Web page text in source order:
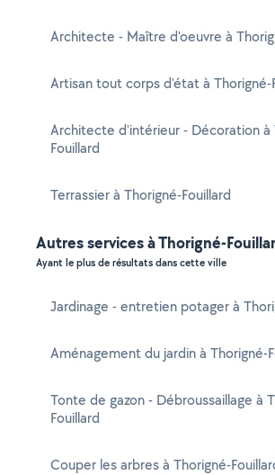
Architecte - Maître d'oeuvre à
Artisan tout corps d'état à Thorigné-
Architecte d'intérieur - Décoration à
Fouillard
Terrassier à Thorigné-Fouillard
Autres services à Thorigné-
Ayant le plus de résultats dans cette ville
Jardinage - entretien potager à
Aménagement du jardin à Thorigné-
Tonte de gazon - Débroussaillage à
Fouillard
Couper les arbres à Thorigné-